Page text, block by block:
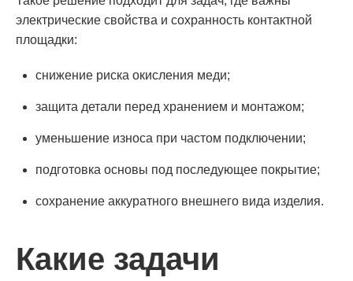
электрические свойства и сохранность контактной
площадки:
снижение риска окисления меди;
защита детали перед хранением и монтажом;
уменьшение износа при частом подключении;
подготовка основы под последующее покрытие;
сохранение аккуратного внешнего вида изделия.
Какие задачи